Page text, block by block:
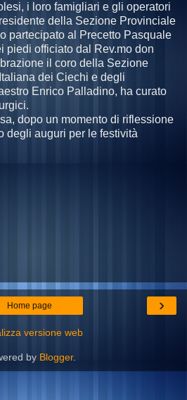
i loro famigliari e gli operatori
della Sezione Provinciale
partecipato al Precetto Pasquale
piedi officiato dal Rev.mo don
il coro della Sezione
dei Ciechi e degli
Enrico Palladino, ha curato
dopo un momento di riflessione
degli auguri per le festività
›
Home page
versione web
by Blogger.